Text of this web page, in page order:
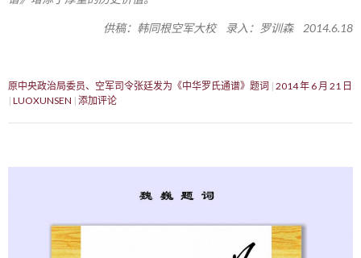
供稿：韩同根空军大校 录入：罗训森 2014.6.18
原中央政治局委员、空军司令张廷发为《中华罗氏通谱》题词 2014 年 6 月 21 日
LUOXUNSEN 添加评论